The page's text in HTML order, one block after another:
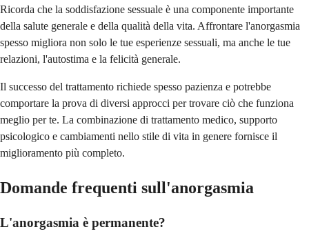
Ricorda che la soddisfazione sessuale è una componente importante
della salute generale e della qualità della vita. Affrontare l'anorgasmia
spesso migliora non solo le tue esperienze sessuali, ma anche le tue
relazioni, l'autostima e la felicità generale.
Il successo del trattamento richiede spesso pazienza e potrebbe
comportare la prova di diversi approcci per trovare ciò che funziona
meglio per te. La combinazione di trattamento medico, supporto
psicologico e cambiamenti nello stile di vita in genere fornisce il
miglioramento più completo.
Domande frequenti sull'anorgasmia
L'anorgasmia è permanente?